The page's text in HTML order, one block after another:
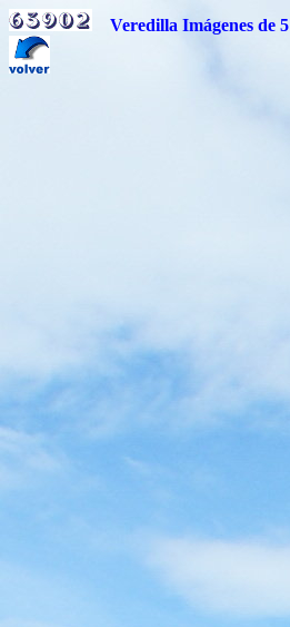
Veredilla Imágenes de 5